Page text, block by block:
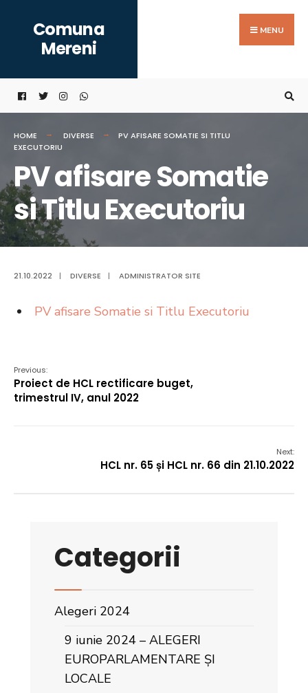
content
Comuna
Mereni
MENU
HOME DIVERSE
PV AFISARE SOMATIE SI TITLU
EXECUTORIU
PV afisare Somatie
si Titlu Executoriu
21.10.2022 | DIVERSE | ADMINISTRATOR SITE
PV afisare Somatie si Titlu Executoriu
Previous:
Proiect de HCL rectificare buget,
trimestrul IV, anul 2022
Next:
HCL nr. 65 și HCL nr. 66 din 21.10.2022
Categorii
Alegeri 2024
9 iunie 2024 – ALEGERI
EUROPARLAMENTARE ȘI
LOCALE
for: